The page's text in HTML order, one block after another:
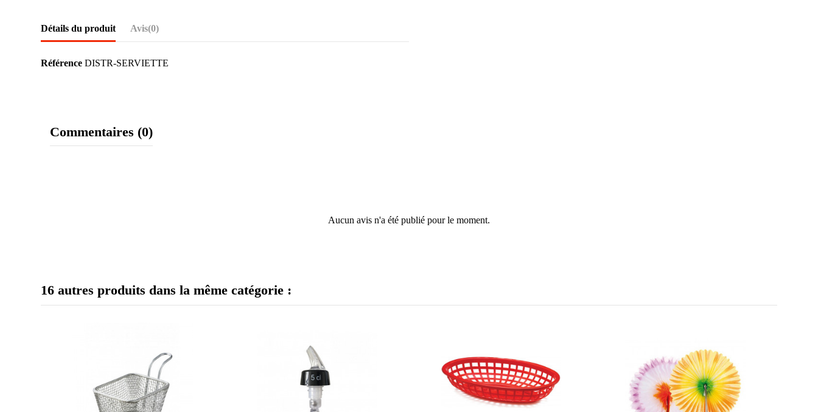
Détails du produit Avis(0)
Référence DISTR-SERVIETTE
Commentaires (0)
Aucun avis n'a été publié pour le moment.
16 autres produits dans la même catégorie :